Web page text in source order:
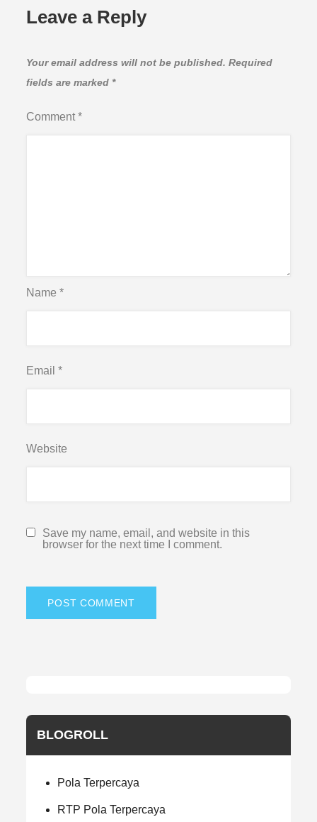
Leave a Reply
Your email address will not be published. Required
fields are marked *
Comment*
Name*
Email*
Website
Save my name, email, and website in this
browser for the next time I comment.
BLOGROLL
Pola Terpercaya
RTP Pola Terpercaya